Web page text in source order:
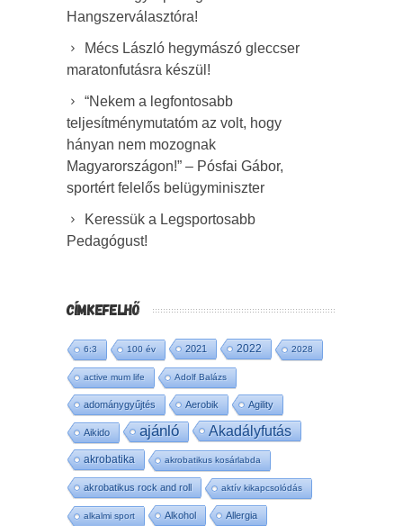
Hangszerválasztóra!
Mécs László hegymászó gleccser
maratonfutásra készül!
“Nekem a legfontosabb
teljesítménymutatóm az volt, hogy
hányan nem mozognak
Magyarországon!” – Pósfai Gábor,
sportért felelős belügyminiszter
Keressük a Legsportosabb
Pedagógust!
CÍMKEFELHŐ
6:3 100 év 2021 2022 2028
active mum life Adolf Balázs
adománygyűjtés Aerobik Agility
Aikido ajánló Akadályfutás
akrobatika akrobatikus kosárlabda
akrobatikus rock and roll aktív kikapcsolódás
alkalmi sport Alkohol Allergia